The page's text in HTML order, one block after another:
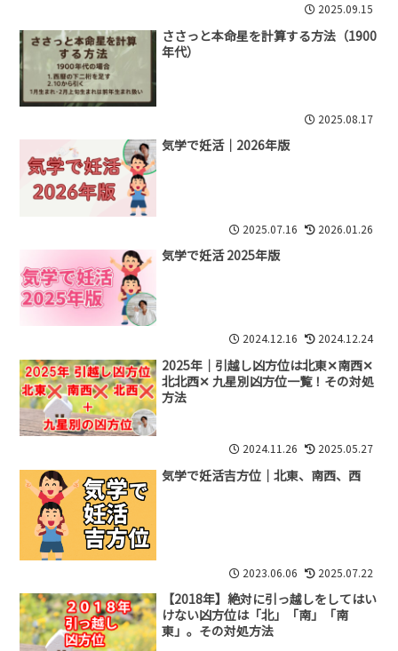
2025.09.15
ささっと本命星を計算する方法（1900
年代）
2025.08.17
気学で妊活｜2026年版
2025.07.16 2026.01.26
気学で妊活 2025年版
2024.12.16 2024.12.24
2025年｜引越し凶方位は北東✕南西✕
北北西✕ 九星別凶方位一覧！その対処
方法
2024.11.26 2025.05.27
気学で妊活吉方位｜北東、南西、西
2023.06.06 2025.07.22
【2018年】絶対に引っ越しをしてはい
けない凶方位は「北」「南」「南
東」。その対処方法